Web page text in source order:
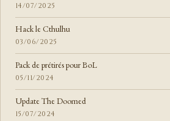
14/07/2025
Hack le Cthulhu
03/06/2025
Pack de prétirés pour BoL
05/11/2024
Update The Doomed
15/07/2024